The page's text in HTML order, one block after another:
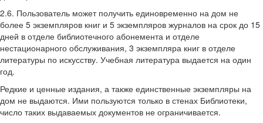
2.6. Пользователь может получить единовременно на дом не
более 5 экземпляров книг и 5 экземпляров журналов на срок до 15
дней в отделе библиотечного абонемента и отделе
нестационарного обслуживания, 3 экземпляра книг в отделе
литературы по искусству. Учебная литература выдается на один
год.
Редкие и ценные издания, а также единственные экземпляры на
дом не выдаются. Ими пользуются только в стенах Библиотеки,
число таких выдаваемых документов не ограничивается.